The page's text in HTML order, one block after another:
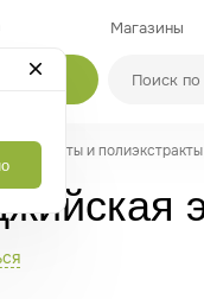
Магазины
Каталог
Экстракты и полиэкстракты